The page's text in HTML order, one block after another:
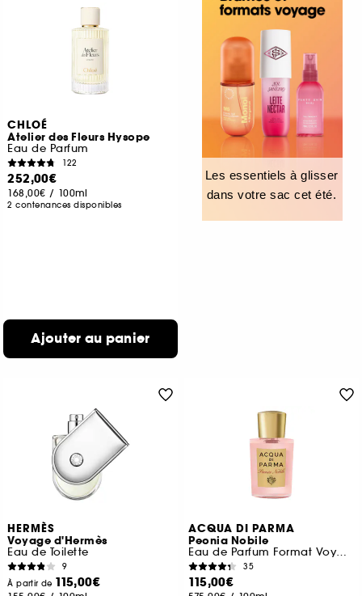
CHLOÉ
Atelier des Fleurs Hysope
Eau de Parfum
122
252,00€
168,00€ / 100ml
2 contenances disponibles
Ajouter au panier
Les essentiels à glisser
dans votre sac cet été.
HERMÈS
Voyage d'Hermès
Eau de Toilette
9
À partir de 115,00€
ACQUA DI PARMA
Peonia Nobile
Eau de Parfum Format Voyage
35
115,00€